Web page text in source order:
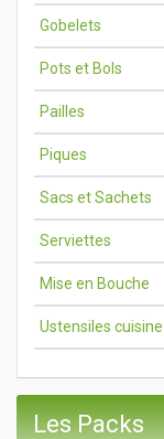
Gobelets
Pots et Bols
Pailles
Piques
Sacs et Sachets
Serviettes
Mise en Bouche
Ustensiles cuisine
Les Packs